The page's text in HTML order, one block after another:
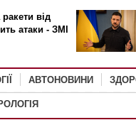
від
атаки - ЗМІ
АВТОНОВИНИ